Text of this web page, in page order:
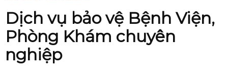
Dịch vụ bảo vệ Bệnh Viện,
Phòng Khám chuyên
nghiệp